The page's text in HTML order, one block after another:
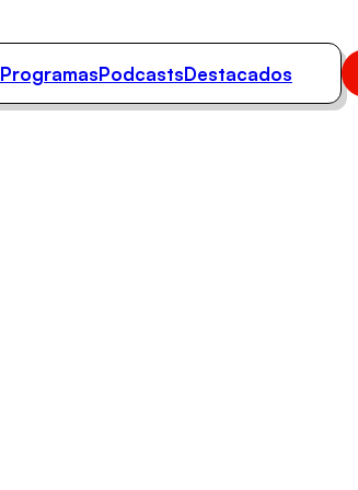
ProgramasPodcastsDestacados